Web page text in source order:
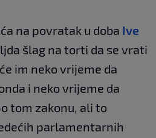
na povratak u doba Ive
šlag na torti da se vrati
im neko vrijeme da
i neko vrijeme da
tom zakonu, ali to
parlamentarnih